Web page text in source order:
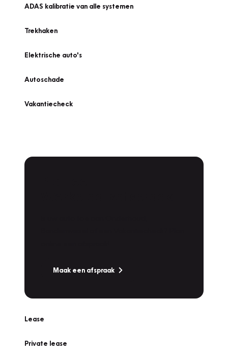
ADAS kalibratie van alle systemen
Trekhaken
Elektrische auto's
Autoschade
Vakantiecheck
Maak een afspraak
Lease
Private lease